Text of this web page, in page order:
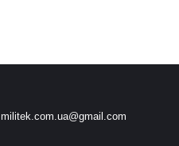
militek.com.ua@gmail.com